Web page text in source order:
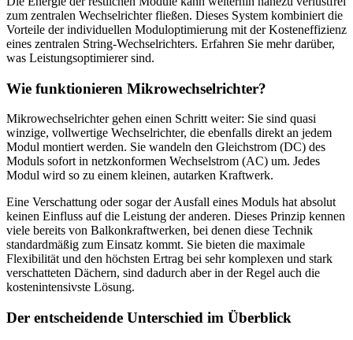
zum zentralen Wechselrichter fließen. Dieses System kombiniert die
Vorteile der individuellen Moduloptimierung mit der Kosteneffizienz
eines zentralen String-Wechselrichters. Erfahren Sie mehr darüber,
was Leistungsoptimierer sind.
Wie funktionieren Mikrowechselrichter?
Mikrowechselrichter gehen einen Schritt weiter: Sie sind quasi
winzige, vollwertige Wechselrichter, die ebenfalls direkt an jedem
Modul montiert werden. Sie wandeln den Gleichstrom (DC) des
Moduls sofort in netzkonformen Wechselstrom (AC) um. Jedes
Modul wird so zu einem kleinen, autarken Kraftwerk.
Eine Verschattung oder sogar der Ausfall eines Moduls hat absolut
keinen Einfluss auf die Leistung der anderen. Dieses Prinzip kennen
viele bereits von Balkonkraftwerken, bei denen diese Technik
standardmäßig zum Einsatz kommt. Sie bieten die maximale
Flexibilität und den höchsten Ertrag bei sehr komplexen und stark
verschatteten Dächern, sind dadurch aber in der Regel auch die
kostenintensivste Lösung.
Der entscheidende Unterschied im Überblick